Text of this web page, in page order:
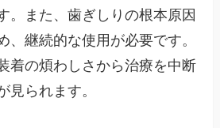
。また、歯ぎしりの根本原因
、継続的な使用が必要です。
着の煩わしさから治療を中断
見られます。